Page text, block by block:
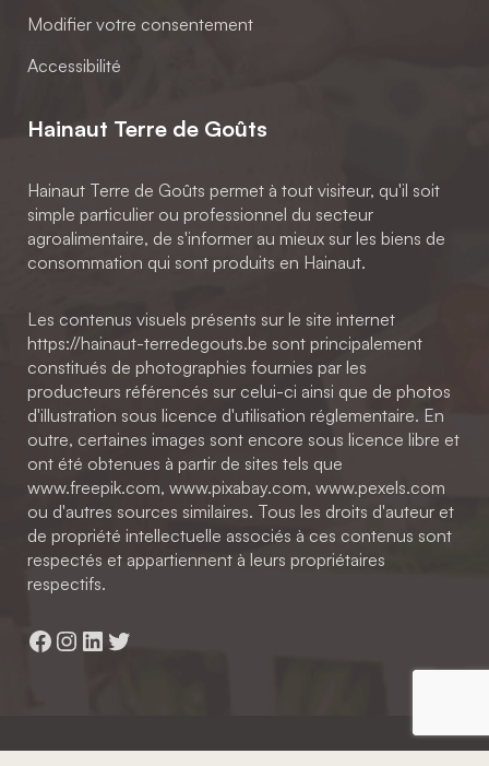
Modifier votre consentement
Accessibilité
Hainaut Terre de Goûts
Hainaut Terre de Goûts permet à tout visiteur, qu'il soit
simple particulier ou professionnel du secteur
agroalimentaire, de s'informer au mieux sur les biens de
consommation qui sont produits en Hainaut.
Les contenus visuels présents sur le site internet
https://hainaut-terredegouts.be sont principalement
constitués de photographies fournies par les
producteurs référencés sur celui-ci ainsi que de photos
d'illustration sous licence d'utilisation réglementaire. En
outre, certaines images sont encore sous licence libre et
ont été obtenues à partir de sites tels que
www.freepik.com, www.pixabay.com, www.pexels.com
ou d'autres sources similaires. Tous les droits d'auteur et
de propriété intellectuelle associés à ces contenus sont
respectés et appartiennent à leurs propriétaires
respectifs.
Facebook
Instagram
LinkedIn
Twitter